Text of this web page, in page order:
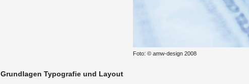
Foto: © amw-de­sign 2008
Grund­la­gen Ty­po­gra­fie und Lay­out